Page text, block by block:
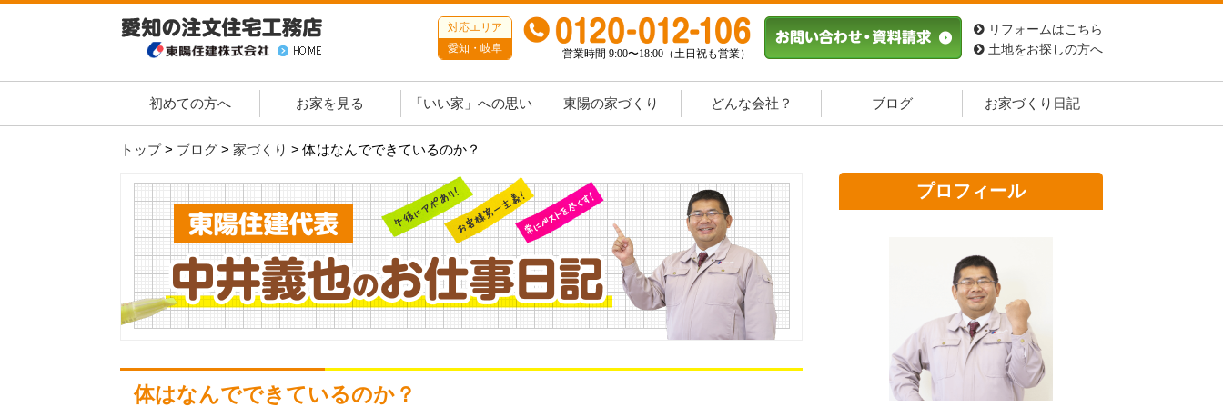
対応エリア
愛知・岐阜
営業時間 9:00〜18:00（土日祝も営業）
リフォームはこちら
土地をお探しの方へ
初めての方へ お家を見る 「いい家」への思い 東陽の家づくり どんな会社？ ブログ お家づくり日記
トップ> ブログ > 家づくり >体はなんでできているのか？
体はなんでできているのか？
プロフィール